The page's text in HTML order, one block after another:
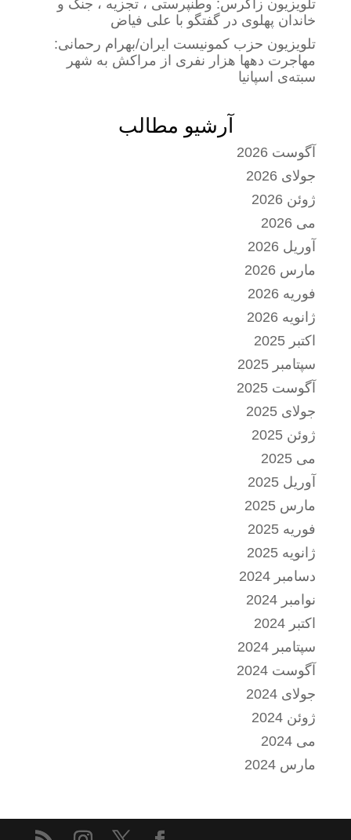
تلویزیون زاگرس: وطنپرستی ، تجزیه ، جنگ و
خاندان پهلوی در گفتگو با علی فیاض
تلویزیون حزب کمونیست ایران/بهرام رحمانی:
مهاجرت دهها هزار نفری از مراکش به شهر
سبته‌ی اسپانیا
آرشیو مطالب
آگوست 2026
جولای 2026
ژوئن 2026
می 2026
آوریل 2026
مارس 2026
فوریه 2026
ژانویه 2026
اکتبر 2025
سپتامبر 2025
آگوست 2025
جولای 2025
ژوئن 2025
می 2025
آوریل 2025
مارس 2025
فوریه 2025
ژانویه 2025
دسامبر 2024
نوامبر 2024
اکتبر 2024
سپتامبر 2024
آگوست 2024
جولای 2024
ژوئن 2024
می 2024
مارس 2024